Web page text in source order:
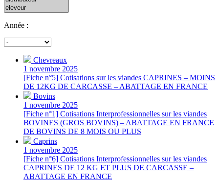
Année :
Chevreaux
1 novembre 2025
[Fiche n°5] Cotisations sur les viandes CAPRINES – MOINS
DE 12KG DE CARCASSE – ABATTAGE EN FRANCE
Bovins
1 novembre 2025
[Fiche n°1] Cotisations Interprofessionnelles sur les viandes
BOVINES (GROS BOVINS) – ABATTAGE EN FRANCE
DE BOVINS DE 8 MOIS OU PLUS
Caprins
1 novembre 2025
[Fiche n°6] Cotisations Interprofessionnelles sur les viandes
CAPRINES DE 12 KG ET PLUS DE CARCASSE –
ABATTAGE EN FRANCE